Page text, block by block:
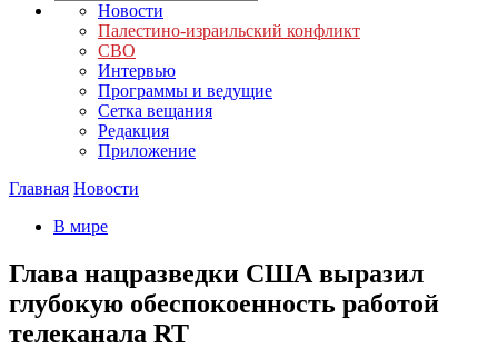
Новости
Палестино-израильский конфликт
СВО
Интервью
Программы и ведущие
Сетка вещания
Редакция
Приложение
Главная Новости
В мире
Глава нацразведки США выразил
глубокую обеспокоенность работой
телеканала RT